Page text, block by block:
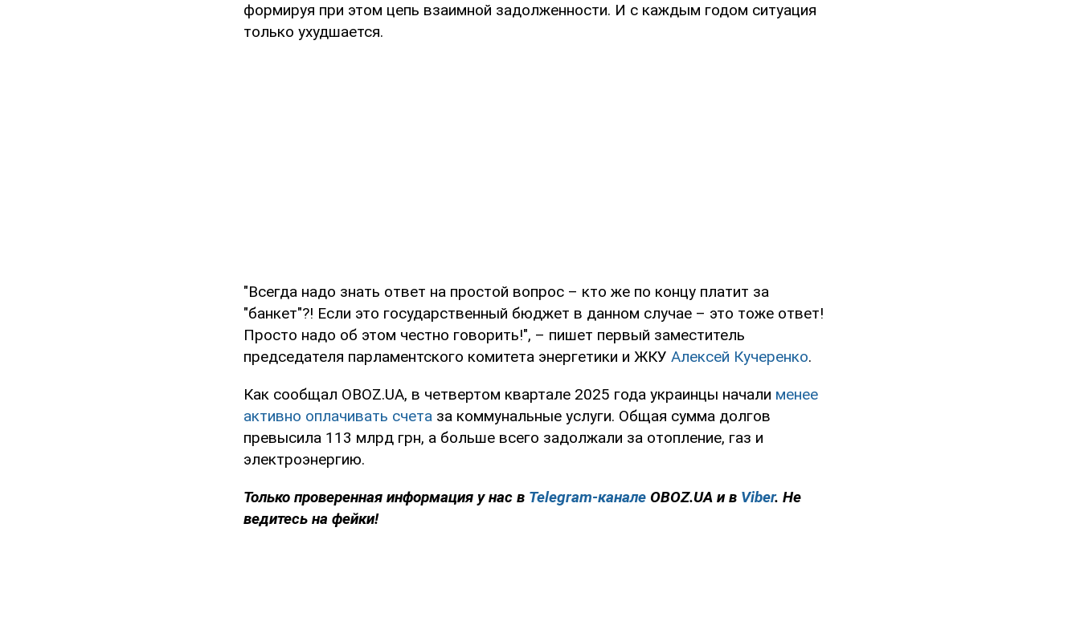
формируя при этом цепь взаимной задолженности. И с каждым годом ситуация
только ухудшается.
"Всегда надо знать ответ на простой вопрос – кто же по концу платит за
"банкет"?! Если это государственный бюджет в данном случае – это тоже ответ!
Просто надо об этом честно говорить!", – пишет первый заместитель
председателя парламентского комитета энергетики и ЖКУ Алексей Кучеренко.
Как сообщал OBOZ.UA, в четвертом квартале 2025 года украинцы начали менее
активно оплачивать счета за коммунальные услуги. Общая сумма долгов
превысила 113 млрд грн, а больше всего задолжали за отопление, газ и
электроэнергию.
Только проверенная информация у нас в Telegram-канале OBOZ.UA и в Viber. Не
ведитесь на фейки!